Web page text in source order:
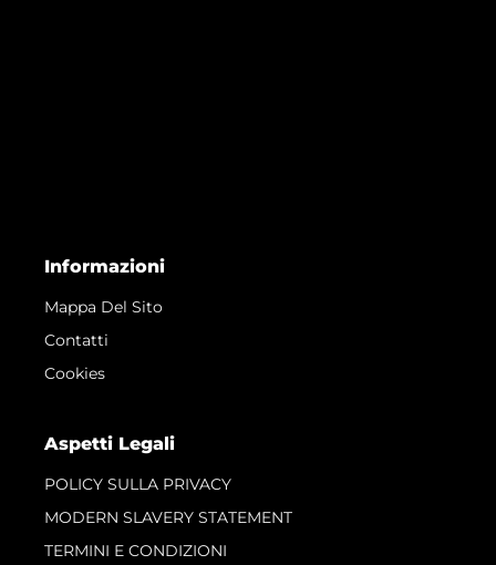
Informazioni
Mappa Del Sito
Contatti
Cookies
Aspetti Legali
POLICY SULLA PRIVACY
MODERN SLAVERY STATEMENT
TERMINI E CONDIZIONI